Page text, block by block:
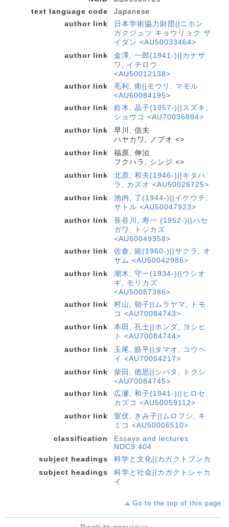
text language code
Japanese
author link
日本学術協力財団||ニホン
ガクジュツ キョウリョク ザ
イダン <AU50033464>
author link
金澤, 一郎(1941-)||カナザ
ワ, イチロウ
<AU50012138>
author link
毛利, 衛||モウリ, マモル
<AU60084195>
author link
鈴木, 晶子(1957-)||スズキ,
ショウコ <AU70036884>
author link
早川, 信夫
ハヤカワ, ノブオ <>
author link
福原, 伸治
フクハラ, シンジ <>
author link
北原, 和夫(1946-)||キタハ
ラ, カズオ <AU50026725>
author link
池内, 了(1944-)||イケウチ,
サトル <AU50047923>
author link
長谷川, 寿一 (1952-)||ハセ
ガワ, トシカズ
<AU60049358>
author link
佐倉, 統(1960-)||サクラ, オ
サム <AU50042986>
author link
潮木, 守一(1934-)||ウシオ
ギ, モリカズ
<AU50057386>
author link
村山, 朝子||ムラヤマ, トモ
コ <AU70084743>
author link
本田, 孔士||ホンダ, ヨシヒ
ト <AU70084744>
author link
玉尾, 皓平||タマオ, コウヘ
イ <AU70064217>
author link
柴田, 徳思||シバタ, トクシ
<AU70084745>
author link
広瀬, 和子(1941-)||ヒロセ,
カズコ <AU50059112>
author link
室伏, きみ子||ムロフシ, キ
ミコ <AU50006510>
classification
Essays and lectures
NDC9:404
subject headings
科学と文化||カガクトブンカ
subject headings
科学と社会||カガクトシャカ
イ
Go to the top of this page